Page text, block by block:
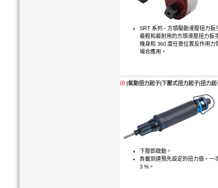
SRT 系列 - 方頭驅動液壓扭力扳
最輕和最耐用的方頭液壓扭力扳
機身和 360 度任意位置反作用力
場合應用。
|氣動扭力起子|下壓式扭力起子|扭力起
下壓即啟動。
負載到達預先設定的扭力值，一
3 %。